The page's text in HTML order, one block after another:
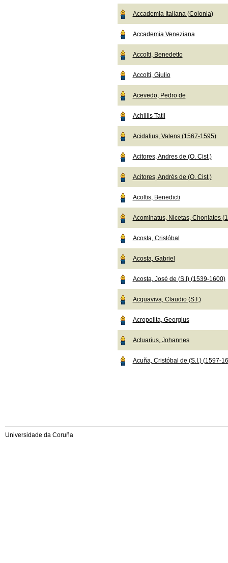
Accademia Italiana (Colonia)
Accademia Veneziana
Accolti, Benedetto
Accolti, Giulio
Acevedo, Pedro de
Achillis Tatii
Acidalius, Valens (1567-1595)
Acitores, Andres de (O. Cist.)
Acitores, Andrés de (O. Cist.)
Acoltis, Benedicti
Acominatus, Nicetas, Choniates
Acosta, Cristóbal
Acosta, Gabriel
Acosta, José de (S.I) (1539-1600)
Acquaviva, Claudio (S.I.)
Acropolita, Georgius
Actuarius, Johannes
Acuña, Cristóbal de (S.I.) (1597-
Universidade da Coruña